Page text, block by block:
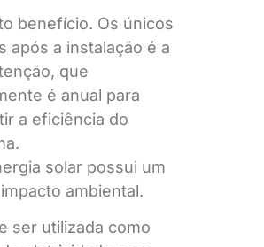
benefício. Os únicos
após a instalação é a
que
é anual para
a eficiência do
solar possui um
ambiental.
ser utilizada como